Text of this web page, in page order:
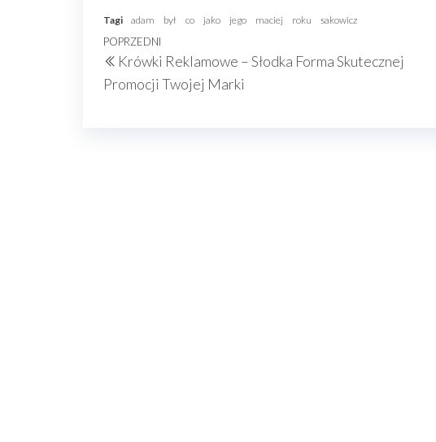
Tagi adam był co jako jego maciej roku sakowicz
Nawigacja
wpisu
Poprzedni
wpis
POPRZEDNI
Krówki Reklamowe – Słodka Forma Skutecznej
Promocji Twojej Marki